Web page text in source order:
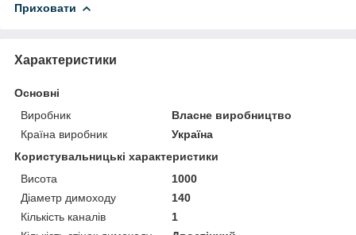
Приховати
Характеристики
Основні
Виробник
Власне виробництво
Країна виробник
Україна
Користувальницькі характеристики
Висота
1000
Діаметр димоходу
140
Кількість каналів
1